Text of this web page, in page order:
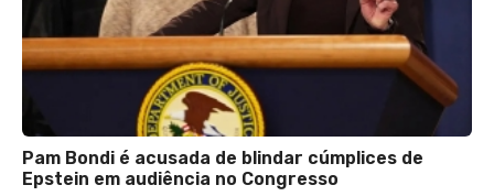
Pam Bondi é acusada de blindar cúmplices de
Epstein em audiência no Congresso